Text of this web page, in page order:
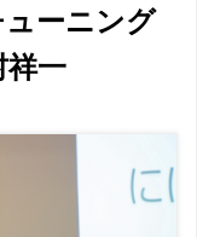
ーニング
一